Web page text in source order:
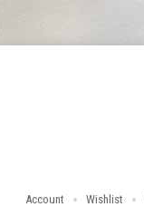
Account Wishlist